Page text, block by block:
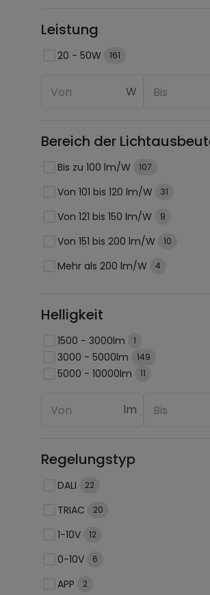
Leistung
20 - 50W 161
W
Bereich der
Bis zu 100 lm/W 107
Von 101 bis 120 lm/W 31
Von 121 bis 150 lm/W 9
Von 151 bis 200 lm/W 10
Mehr als 200 lm/W 4
Helligkeit
1500 - 3000lm 1
3000 - 5000lm 149
5000 - 10000lm 11
lm
Regelungstyp
DALI 22
TRIAC 20
1-10V 12
0-10V 6
APP 2